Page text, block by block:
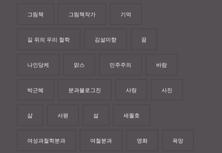
그림책 그림책작가 기억
길 위의 우리 철학 김설미향 꿈
나인당케 맑스 민주주의 바람
박근혜 분과블로그진 사랑 사진
삶 서평 섦 세월호
여성과철학분과 여철분과 영화 욕망